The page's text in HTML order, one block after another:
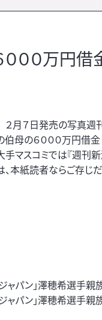
０万円借
２月７日発売の写真週刊
伯母の６０００万円借
手マスコミでは『週刊
、本紙読者ならご存じだ
ャパン」澤穂希選手
ャパン」澤穂希選手親